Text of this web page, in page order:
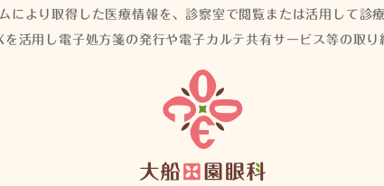
により取得した医療情報を、診察室で閲覧または活用して診
活用し電子処方箋の発行や電子カルテ共有サービス等の取り